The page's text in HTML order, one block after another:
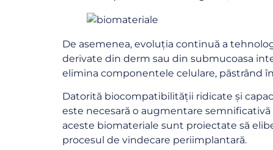
De asemenea, evoluția continuă a
derivate din derm sau din submucoasa
elimina componentele celulare, păstrând
Datorită biocompatibilității ridicate și
este necesară o augmentare
aceste biomateriale sunt proiectate să
procesul de vindecare periimplantară.